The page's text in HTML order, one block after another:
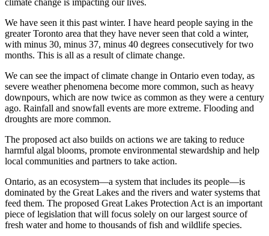
climate change is impacting our lives.
We have seen it this past winter. I have heard people saying in the
greater Toronto area that they have never seen that cold a winter,
with minus 30, minus 37, minus 40 degrees consecutively for two
months. This is all as a result of climate change.
We can see the impact of climate change in Ontario even today, as
severe weather phenomena become more common, such as heavy
downpours, which are now twice as common as they were a century
ago. Rainfall and snowfall events are more extreme. Flooding and
droughts are more common.
The proposed act also builds on actions we are taking to reduce
harmful algal blooms, promote environmental stewardship and help
local communities and partners to take action.
Ontario, as an ecosystem—a system that includes its people—is
dominated by the Great Lakes and the rivers and water systems that
feed them. The proposed Great Lakes Protection Act is an important
piece of legislation that will focus solely on our largest source of
fresh water and home to thousands of fish and wildlife species.